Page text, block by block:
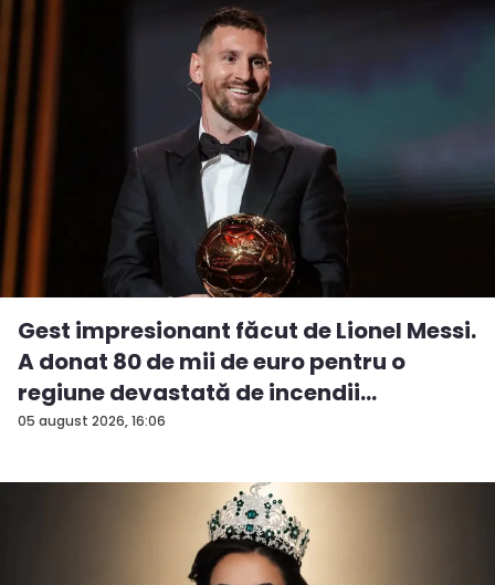
05 august 2026, 16:06
Gest impresionant făcut de Lionel Messi.
A donat 80 de mii de euro pentru o
regiune devastată de incendii